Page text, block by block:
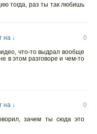
тогда, раз ты так любишь
на ↓
0
что-то выдрал вообще
в этом разговоре и чем-то
на ↓
0
зачем ты сюда это